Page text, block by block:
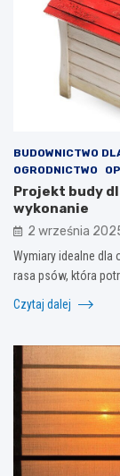
BUDOWNICTWO
OGRODNICTWO
Projekt budy
wykonanie
2 września
Wymiary idealne dla
rasa psów, która
Czytaj dalej